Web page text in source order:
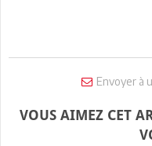
Envoyer à
VOUS AIMEZ CET